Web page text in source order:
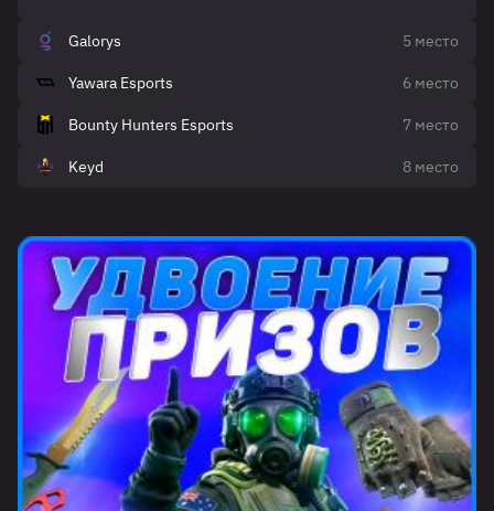
Galorys 5 место
Yawara Esports 6 место
Bounty Hunters Esports 7 место
Keyd 8 место